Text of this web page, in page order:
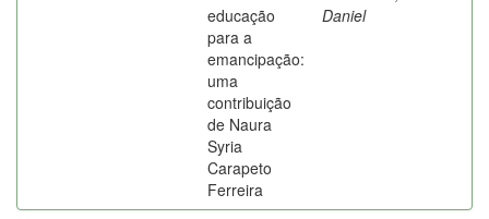
educação
para a
emancipação:
uma
contribuição
de Naura
Syria
Carapeto
Ferreira
Daniel